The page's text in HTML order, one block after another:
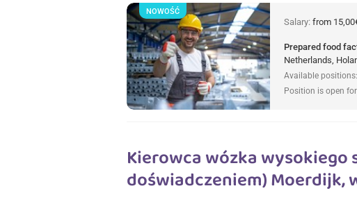
Salary: from
Prepared food
Netherlands,
Available positions:
Position is open
NOWOŚĆ
Kierowca wózka wysokiego
doświadczeniem) Moerdijk,